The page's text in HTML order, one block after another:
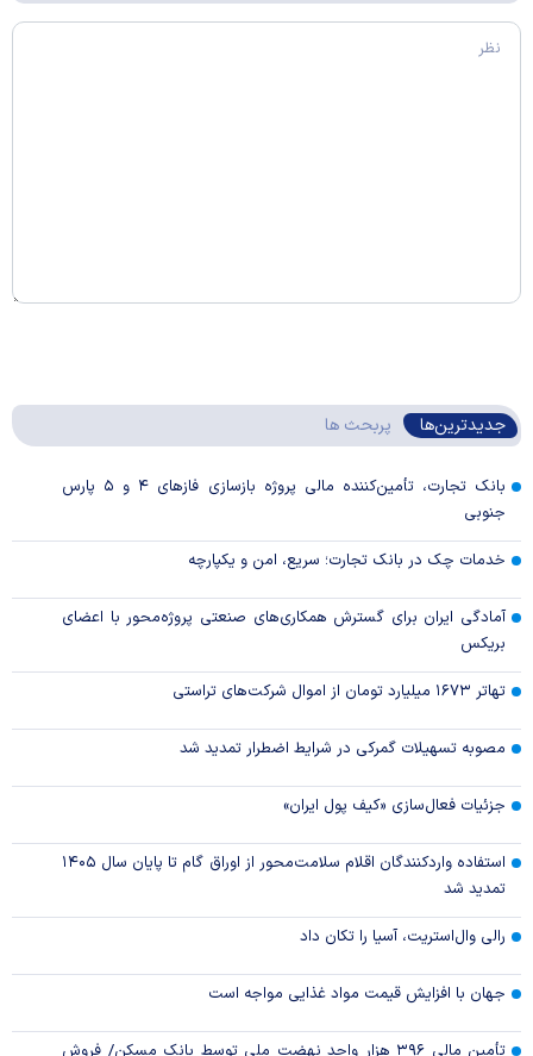
جدیدترین‌ها پربحث ها
بانک تجارت، تأمین‌کننده مالی پروژه بازسازی فاز‌های ۴ و ۵ پارس
جنوبی
خدمات چک در بانک تجارت؛ سریع، امن و یکپارچه
آمادگی ایران برای گسترش همکاری‌های صنعتی پروژه‌محور با اعضای
بریکس
تهاتر ۱۶۷۳ میلیارد تومان از اموال شرکت‌های تراستی
مصوبه تسهیلات گمرکی در شرایط اضطرار تمدید شد
جزئیات فعال‌سازی «کیف پول ایران»
استفاده واردکنندگان اقلام سلامت‌محور از اوراق گام تا پایان سال ۱۴۰۵
تمدید شد
رالی وال‌استریت، آسیا را تکان داد
جهان با افزایش قیمت مواد غذایی مواجه است
تأمین مالی ۳۹۶ هزار واحد نهضت ملی توسط بانک مسکن/ فروش